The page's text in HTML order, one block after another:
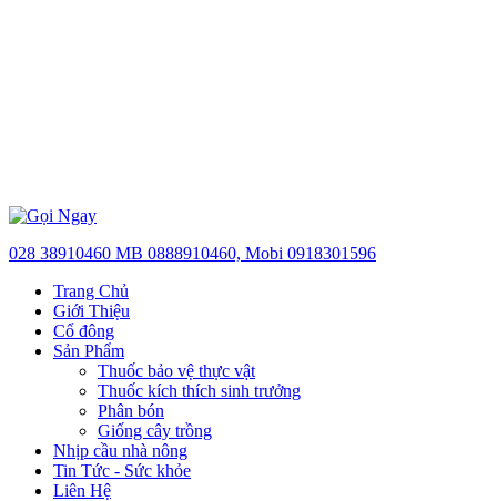
028 38910460 MB 0888910460, Mobi 0918301596
Trang Chủ
Giới Thiệu
Cổ đông
Sản Phẩm
Thuốc bảo vệ thực vật
Thuốc kích thích sinh trưởng
Phân bón
Giống cây trồng
Nhịp cầu nhà nông
Tin Tức - Sức khỏe
Liên Hệ